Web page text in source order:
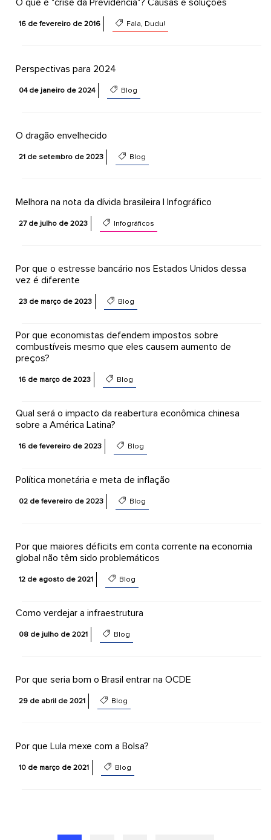
O que é "crise da Previdência"? Causas e soluções
16 de fevereiro de 2016 Fala, Dudu!
Perspectivas para 2024
04 de janeiro de 2024 Blog
O dragão envelhecido
21 de setembro de 2023 Blog
Melhora na nota da dívida brasileira | Infográfico
27 de julho de 2023 Infográficos
Por que o estresse bancário nos Estados Unidos dessa
vez é diferente
23 de março de 2023 Blog
Por que economistas defendem impostos sobre
combustíveis mesmo que eles causem aumento de
preços?
16 de março de 2023 Blog
Qual será o impacto da reabertura econômica chinesa
sobre a América Latina?
16 de fevereiro de 2023 Blog
Política monetária e meta de inflação
02 de fevereiro de 2023 Blog
Por que maiores déficits em conta corrente na economia
global não têm sido problemáticos
12 de agosto de 2021 Blog
Como verdejar a infraestrutura
08 de julho de 2021 Blog
Por que seria bom o Brasil entrar na OCDE
29 de abril de 2021 Blog
Por que Lula mexe com a Bolsa?
10 de março de 2021 Blog